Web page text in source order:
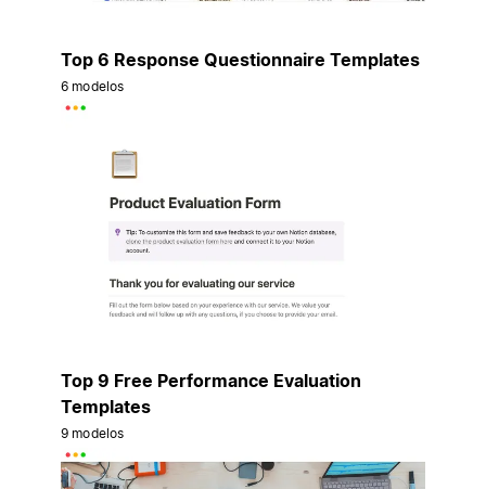
Top 6 Response Questionnaire Templates
6 modelos
Top 9 Free Performance Evaluation
Templates
9 modelos